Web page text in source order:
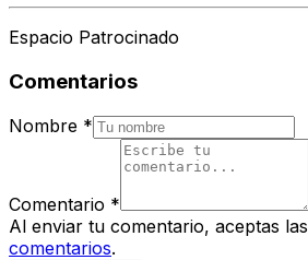
Espacio Patrocinado
Comentarios
Nombre *
Comentario *
Al enviar tu comentario, aceptas las
comentarios.